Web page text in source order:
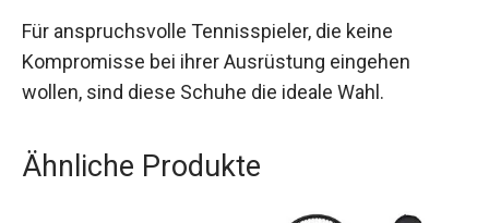
unterstützen und Deine Füße schützen.
Für anspruchsvolle Tennisspieler, die keine
Kompromisse bei ihrer Ausrüstung eingehen